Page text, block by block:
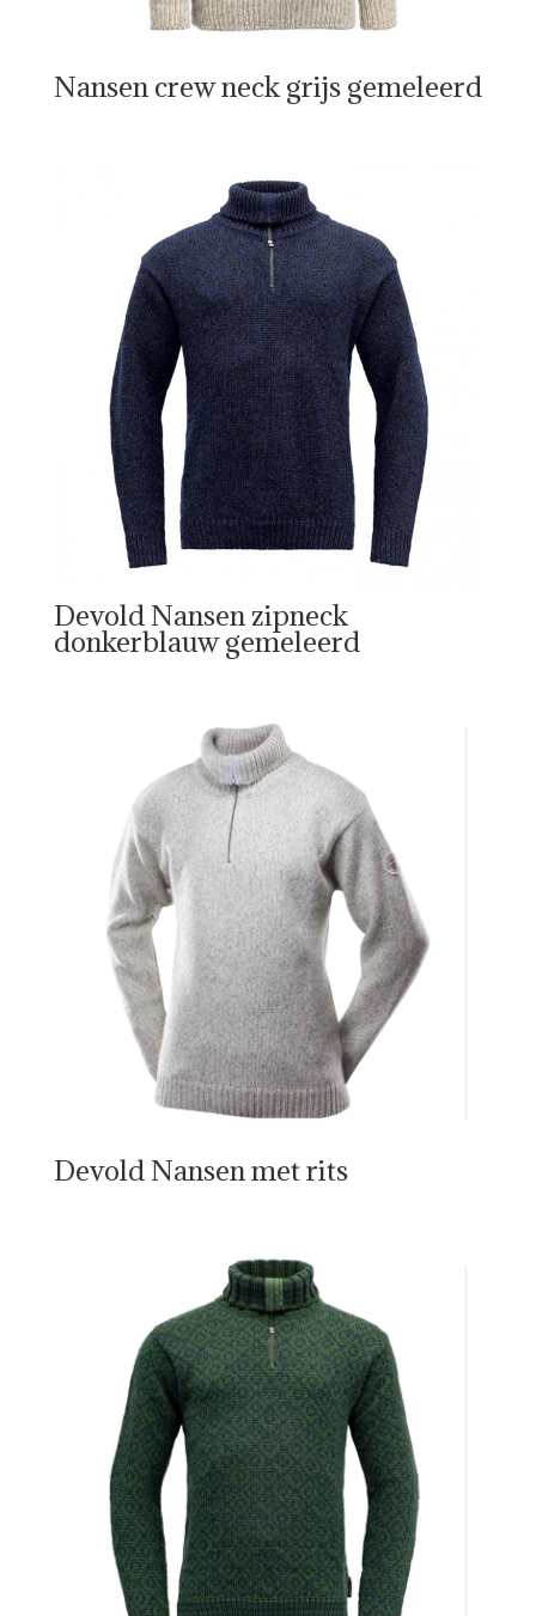
Nansen crew neck grijs gemeleerd
Devold Nansen zipneck
donkerblauw gemeleerd
Devold Nansen met rits